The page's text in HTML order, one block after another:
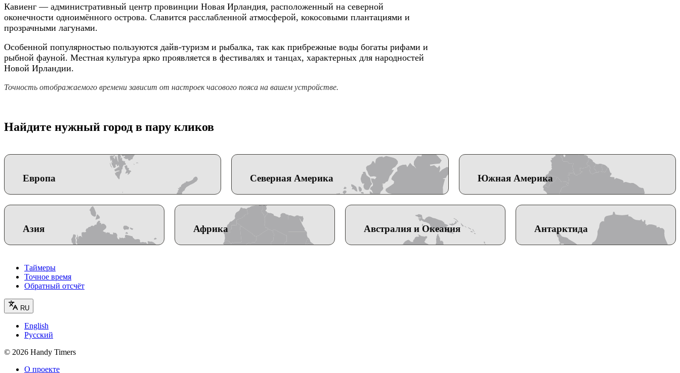
Кавиенг — административный центр провинции Новая Ирландия, расположенный на северной
оконечности одноимённого острова. Славится расслабленной атмосферой, кокосовыми плантациями и
прозрачными лагунами.
Особенной популярностью пользуются дайв-туризм и рыбалка, так как прибрежные воды богаты рифами и
рыбной фауной. Местная культура ярко проявляется в фестивалях и танцах, характерных для народностей
Новой Ирландии.
Точность отображаемого времени зависит от настроек часового пояса на вашем устройстве.
Найдите нужный город в пару кликов
Европа Северная Америка Южная Америка
Азия Африка Австралия и Океания Антарктида
Таймеры
Точное время
Обратный отсчёт
RU
English
Русский
© 2026 Handy Timers
О проекте